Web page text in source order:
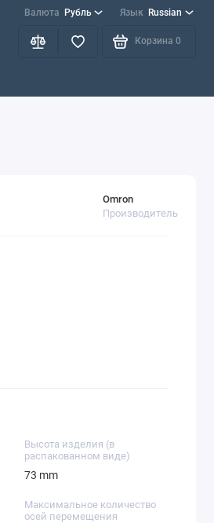
Валюта Рубль Язык Russian
Корзина 0
Omron
Производитель
Высота изделия (в
распакованном виде)
73 mm
Максимальное количество
осей перемещения